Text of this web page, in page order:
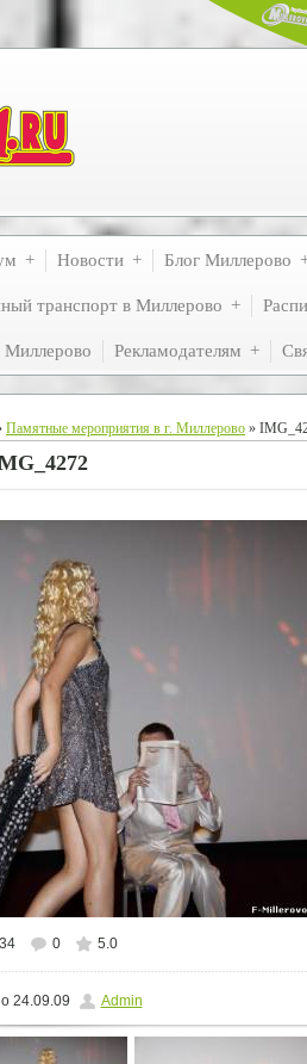
Новости Блог Миллерово
транспорт в Миллерово
Миллерово Рекламодателям
Памятные мероприятия в г. Миллерово »
размере 800x533
0 5.0
24.09.09 Admin